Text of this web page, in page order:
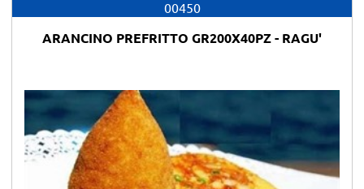
00450
ARANCINO PREFRITTO GR200X40PZ - RAGU'